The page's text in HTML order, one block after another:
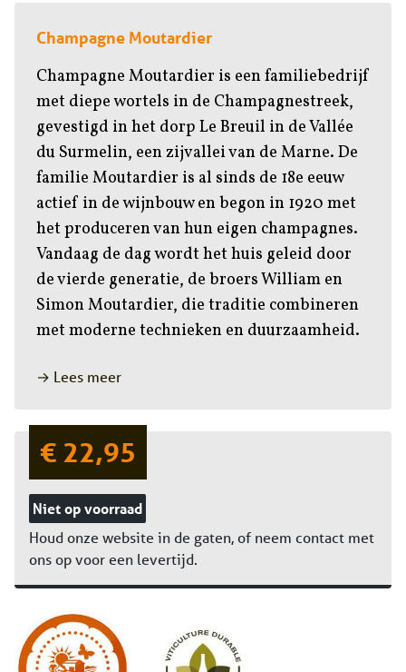
Champagne Moutardier
Champagne Moutardier is een familiebedrijf
met diepe wortels in de Champagnestreek,
gevestigd in het dorp Le Breuil in de Vallée
du Surmelin, een zijvallei van de Marne. De
familie Moutardier is al sinds de 18e eeuw
actief in de wijnbouw en begon in 1920 met
het produceren van hun eigen champagnes.
Vandaag de dag wordt het huis geleid door
de vierde generatie, de broers William en
Simon Moutardier, die traditie combineren
met moderne technieken en duurzaamheid.
→ Lees meer
€ 22,95
Niet op voorraad
Houd onze website in de gaten, of neem contact met
ons op voor een levertijd.